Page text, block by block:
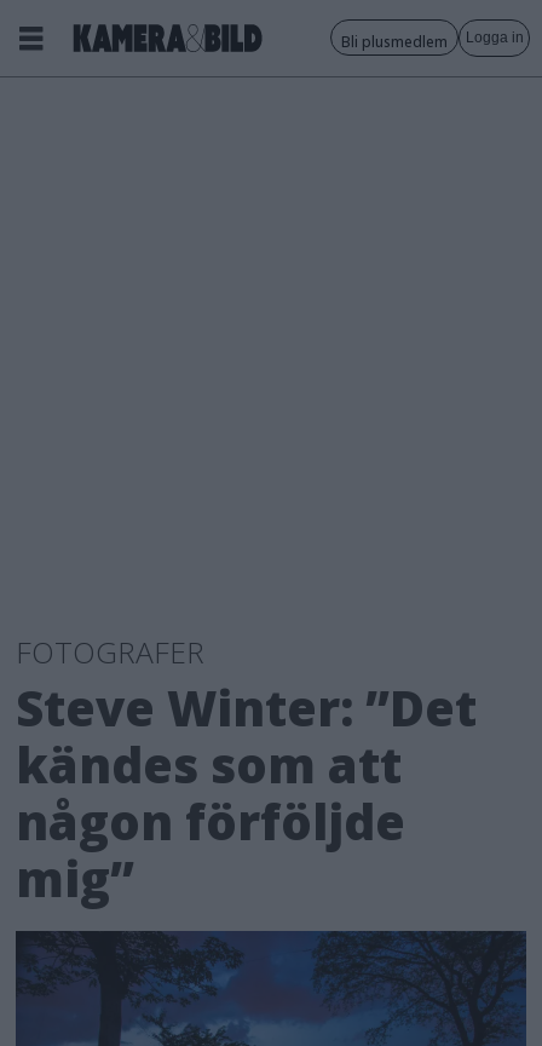
Bli plusmedlem Logga in
FOTOGRAFER
Steve Winter: ”Det
kändes som att
någon förföljde
mig”